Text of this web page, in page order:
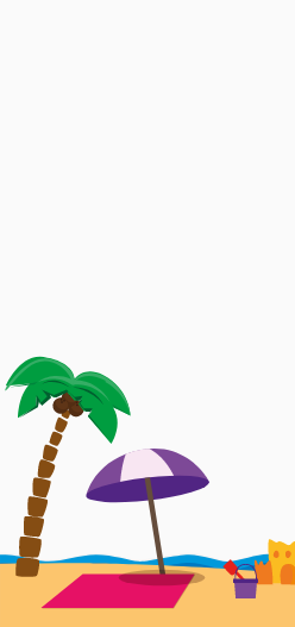
junto al Resort y con
mismo tiempo para